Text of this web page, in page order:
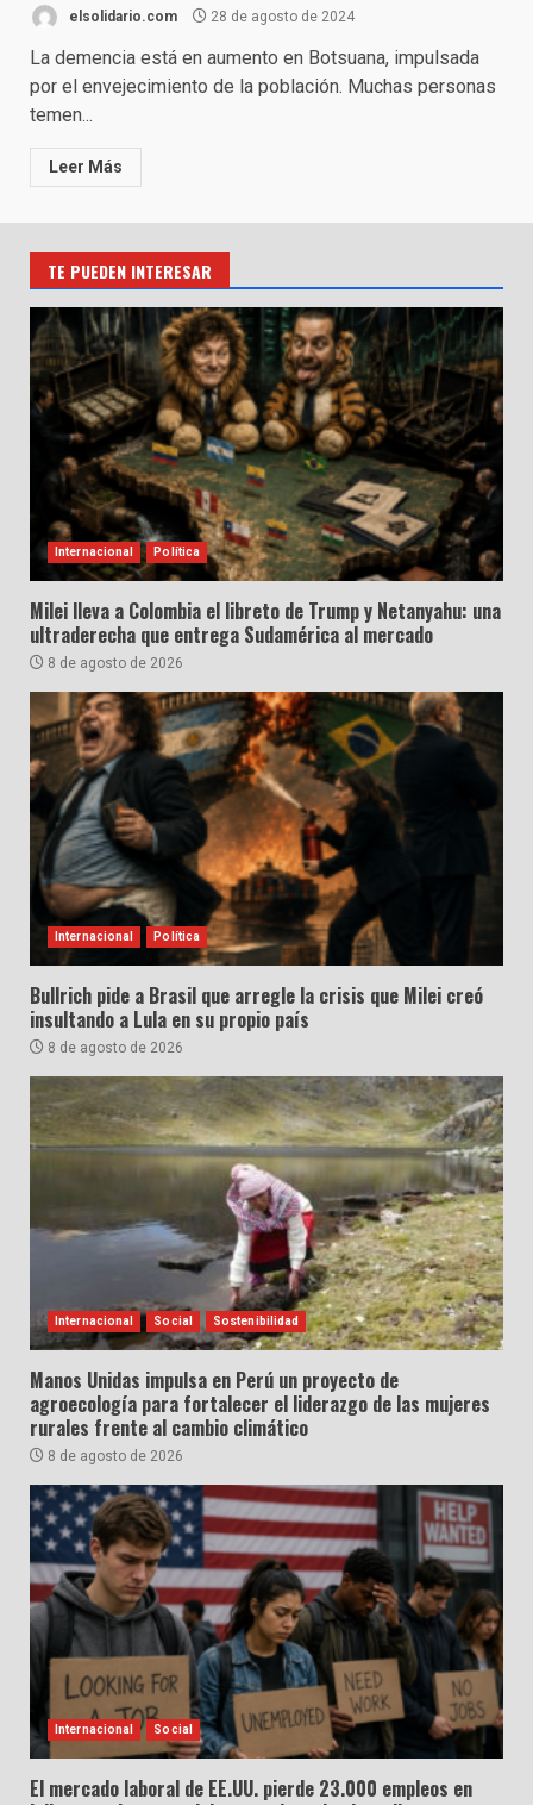
elsolidario.com 28 de agosto de 2024
La demencia está en aumento en Botsuana, impulsada
por el envejecimiento de la población. Muchas personas
temen...
Leer Más
TE PUEDEN INTERESAR
Internacional Política
Milei lleva a Colombia el libreto de Trump y Netanyahu: una
ultraderecha que entrega Sudamérica al mercado
8 de agosto de 2026
Internacional Política
Bullrich pide a Brasil que arregle la crisis que Milei creó
insultando a Lula en su propio país
8 de agosto de 2026
Internacional Social Sostenibilidad
Manos Unidas impulsa en Perú un proyecto de
agroecología para fortalecer el liderazgo de las mujeres
rurales frente al cambio climático
8 de agosto de 2026
Internacional Social
El mercado laboral de EE.UU. pierde 23.000 empleos en